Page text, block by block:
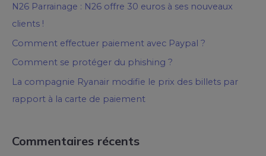
N26 Parrainage : N26 offre 30 euros à ses nouveaux
clients !
Comment effectuer paiement avec Paypal ?
Comment se protéger du phishing ?
La compagnie Ryanair modifie le prix des billets par
rapport à la carte de paiement
Commentaires récents